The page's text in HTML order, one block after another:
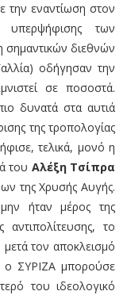
την εναντίωση στον
των
σημαντικών διεθνών
οδήγησαν την
σε ποσοστά.
δυνατά στα αυτιά
της τροπολογίας
τελικά, μονό η
του Αλέξη Τσίπρα
της Χρυσής Αυγής.
ήταν μέρος της
αντιπολίτευσης, το
μετά τον αποκλεισμό
ο ΣΥΡΙΖΑ μπορούσε
του ιδεολογικό